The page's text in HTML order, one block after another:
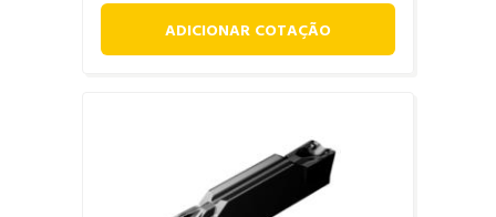
ADICIONAR COTAÇÃO